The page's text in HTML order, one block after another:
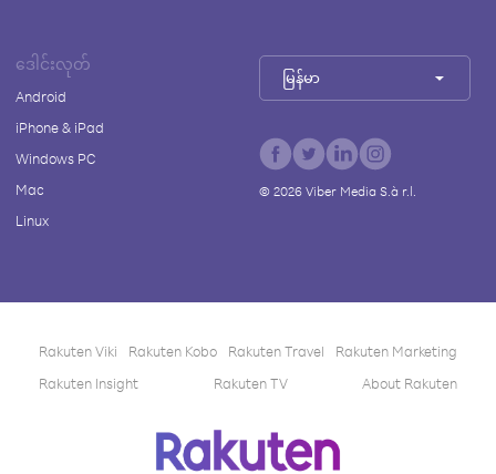
ဒေါင်းလုတ်
Android
iPhone & iPad
Windows PC
Mac
Linux
မြန်မာ
© 2026Viber Media S.à r.l.
Rakuten Viki Rakuten Kobo Rakuten Travel
Rakuten Marketing
Rakuten Insight
Rakuten TV About Rakuten